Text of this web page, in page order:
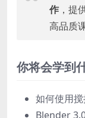
作 ，提
高品质
你将会学到
如何使用
Blender